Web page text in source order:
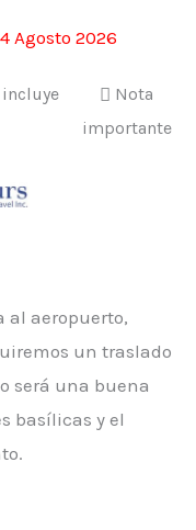
Agosto 2026
Nota
importante
al aeropuerto,
un traslado
será una buena
basílicas y el